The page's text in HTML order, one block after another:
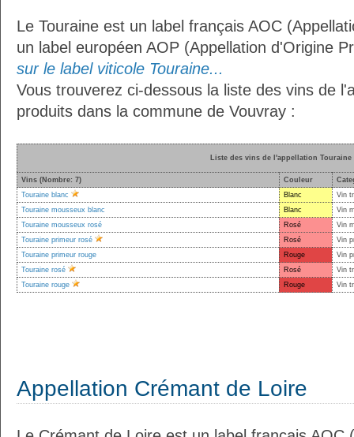
Le Touraine est un label français AOC
un label européen AOP (Appellation d'Origine
sur le label viticole Touraine...
Vous trouverez ci-dessous la liste des vins de
produits dans la commune de Vouvray :
Liste des vins de l'appellation Touraine
Vins (Nombre: 7) Couleur
Touraine blanc
Blanc
Vin
Touraine mousseux blanc
Blanc
Vin
Touraine mousseux rosé
Rosé
Vin
Touraine primeur rosé
Rosé
Vin
Touraine primeur rouge
Rouge
Vin
Touraine rosé
Rosé
Vin
Touraine rouge
Rouge Vin
Appellation Crémant de Loire